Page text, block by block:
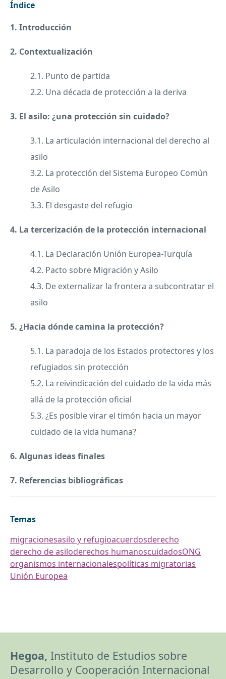
Índice
1. Introducción
2. Contextualización
2.1. Punto de partida
2.2. Una década de protección a la deriva
3. El asilo: ¿una protección sin cuidado?
3.1. La articulación internacional del derecho al
asilo
3.2. La protección del Sistema Europeo Común
de Asilo
3.3. El desgaste del refugio
4. La tercerización de la protección internacional
4.1. La Declaración Unión Europea-Turquía
4.2. Pacto sobre Migración y Asilo
4.3. De externalizar la frontera a subcontratar el
asilo
5. ¿Hacia dónde camina la protección?
5.1. La paradoja de los Estados protectores y los
refugiados sin protección
5.2. La reivindicación del cuidado de la vida más
allá de la protección oficial
5.3. ¿Es posible virar el timón hacia un mayor
cuidado de la vida humana?
6. Algunas ideas finales
7. Referencias bibliográficas
Temas
migracionesasilo y refugioacuerdosderecho
derecho de asiloderechos humanoscuidadosONG
organismos internacionalespolíticas migratorias
Unión Europea
Hegoa, Instituto de Estudios sobre
Desarrollo y Cooperación Internacional